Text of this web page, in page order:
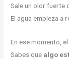
Sale un olor fuerte
El agua empieza a
En ese momento,
Sabes que algo